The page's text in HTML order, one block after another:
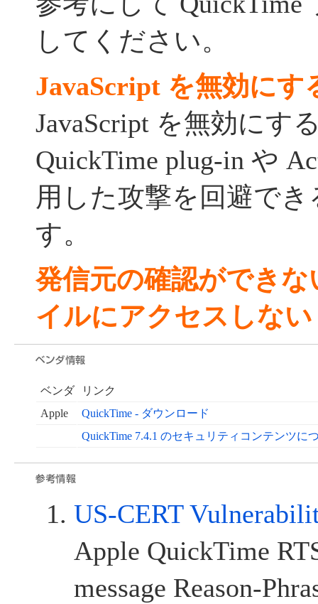
してください。
JavaScript を無効にす
JavaScript を無効にす
QuickTime plug-in や
用した攻撃を回避で
す。
発信元の確認ができ
イルにアクセスしない
ベンダ
リンク
Apple
QuickTime - ダウンロード
QuickTime 7.4.1 のセキュリティコンテンツに
US-CERT
Apple QuickTime
message Reason-